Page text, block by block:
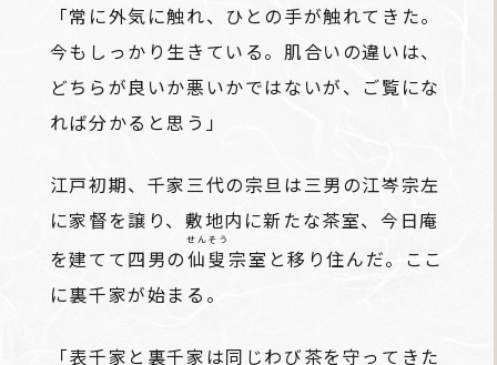
「常に外気に触れ、ひとの手が触れてきた。
今もしっかり生きている。肌合いの違いは、
どちらが良いか悪いかではないが、ご覧にな
れば分かると思う」
江戸初期、千家三代の宗旦は三男の江岑宗左
に家督を譲り、敷地内に新たな茶室、今日庵
を建てて四男の仙叟
せんそう
宗室と移り住んだ。ここ
に裏千家が始まる。
「表千家と裏千家は同じわび茶を守ってきた